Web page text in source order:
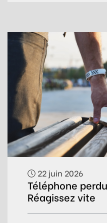
22 juin 2026
Téléphone
Réagissez vite